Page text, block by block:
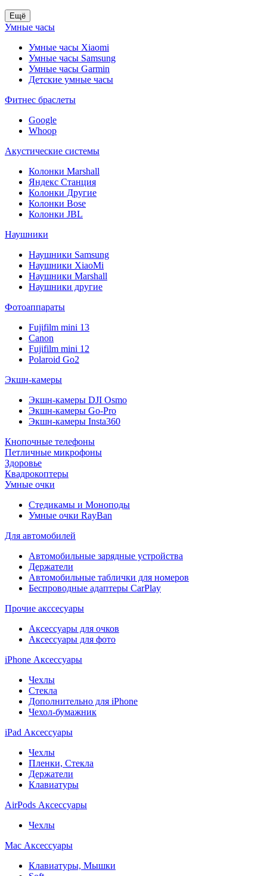
Ещё
Умные часы
Умные часы Xiaomi
Умные часы Samsung
Умные часы Garmin
Детские умные часы
Фитнес браслеты
Google
Whoop
Акустические системы
Колонки Marshall
Яндекс Станция
Колонки Другие
Колонки Bose
Колонки JBL
Наушники
Наушники Samsung
Наушники XiaoMi
Наушники Marshall
Наушники другие
Фотоаппараты
Fujifilm mini 13
Canon
Fujifilm mini 12
Polaroid Go2
Экшн-камеры
Экшн-камеры DJI Osmo
Экшн-камеры Go-Pro
Экшн-камеры Insta360
Кнопочные телефоны
Петличные микрофоны
Здоровье
Квадрокоптеры
Умные очки
Стедикамы и Моноподы
Умные очки RayBan
Для автомобилей
Автомобильные зарядные устройства
Держатели
Автомобильные таблички для номеров
Беспроводные адаптеры CarPlay
Прочие акссесуары
Аксессуары для очков
Аксессуары для фото
iPhone Аксессуары
Чехлы
Стекла
Дополнительно для iPhone
Чехол-бумажник
iPad Аксессуары
Чехлы
Пленки, Стекла
Держатели
Клавиатуры
AirPods Аксессуары
Чехлы
Mac Аксессуары
Клавиатуры, Мышки